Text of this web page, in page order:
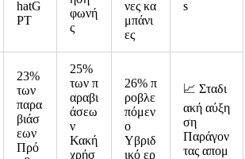
hatG
PT
φωνή
ς
νες κα
μπάνι
ες
s
23%
των
παρα
βιάσ
εων
Πρό
25%
των π
αραβι
άσεω
ν
Κακή
χρήσ
26% π
ροβλε
πόμεν
ο
Υβριδ
ικό ερ
📈 Σταδι
ακή αύξη
ση
Παράγον
τας απομ